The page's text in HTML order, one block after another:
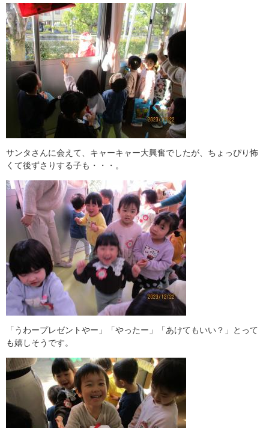
サンタさんに会えて、キャーキャー大興奮でしたが、ちょっぴり怖
くて後ずさりする子も・・・。
「うわープレゼントやー」「やったー」「あけてもいい？」とって
も嬉しそうです。